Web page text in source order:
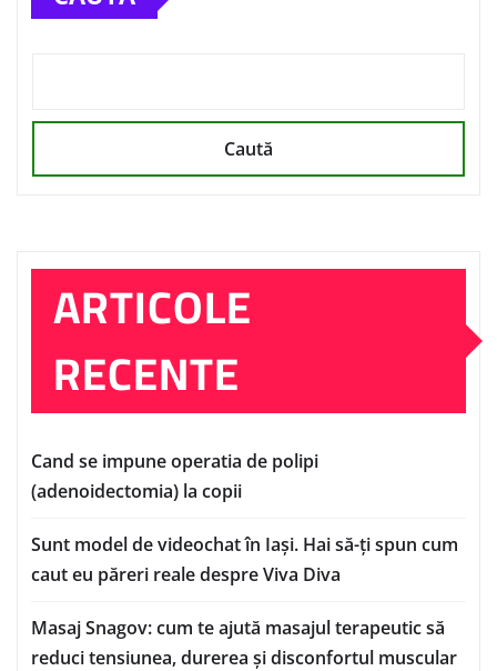
Caută
ARTICOLE
RECENTE
Cand se impune operatia de polipi
(adenoidectomia) la copii
Sunt model de videochat în Iași. Hai să-ți spun cum
caut eu păreri reale despre Viva Diva
Masaj Snagov: cum te ajută masajul terapeutic să
reduci tensiunea, durerea și disconfortul muscular